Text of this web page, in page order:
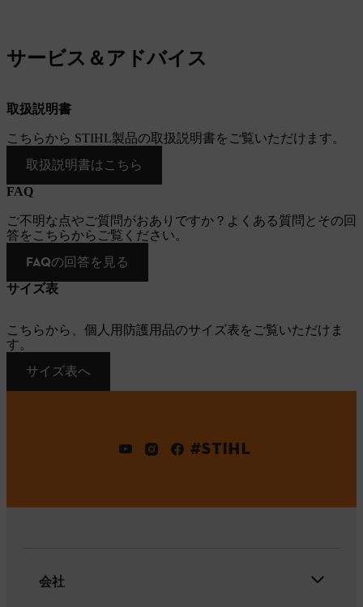
サービス＆アドバイス
取扱説明書
こちらから STIHL製品の取扱説明書をご覧いただけます。
取扱説明書はこちら
FAQ
ご不明な点やご質問がおありですか？よくある質問とその回
答をこちらからご覧ください。
FAQの回答を見る
サイズ表
こちらから、個人用防護用品のサイズ表をご覧いただけま
す。
サイズ表へ
#STIHL
会社